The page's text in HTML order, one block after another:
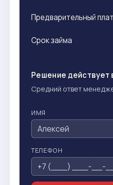
Предварительный
Срок займа
Решение действует
Средний ответ
ИМЯ
ТЕЛЕФОН